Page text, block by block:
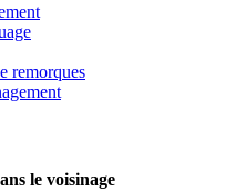
remorques
le voisinage